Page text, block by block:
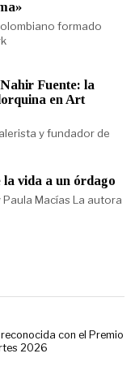
formado
Fuente: la
en Art
y fundador de
vida a un órdago
Macías La autora
con el Premio
2026